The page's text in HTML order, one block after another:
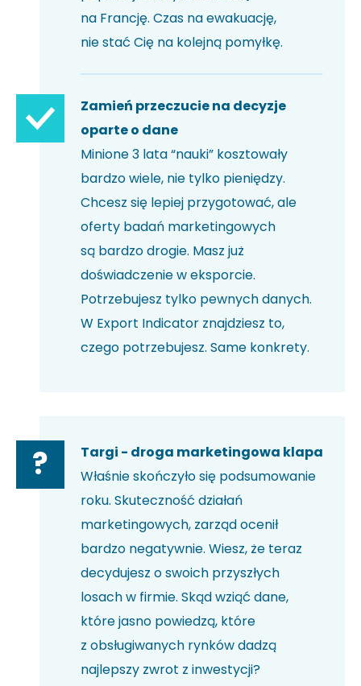
na Francję. Czas na ewakuację,
nie stać Cię na kolejną pomyłkę.
Zamień przeczucie na decyzje
oparte o dane
Minione 3 lata “nauki” kosztowały
bardzo wiele, nie tylko pieniędzy.
Chcesz się lepiej przygotować, ale
oferty badań marketingowych
są bardzo drogie. Masz już
doświadczenie w eksporcie.
Potrzebujesz tylko pewnych danych.
W Export Indicator znajdziesz to,
czego potrzebujesz. Same konkrety.
?
Targi - droga marketingowa klapa
Właśnie skończyło się podsumowanie
roku. Skuteczność działań
marketingowych, zarząd ocenił
bardzo negatywnie. Wiesz, że teraz
decydujesz o swoich przyszłych
losach w firmie. Skąd wziąć dane,
które jasno powiedzą, które
z obsługiwanych rynków dadzą
najlepszy zwrot z inwestycji?